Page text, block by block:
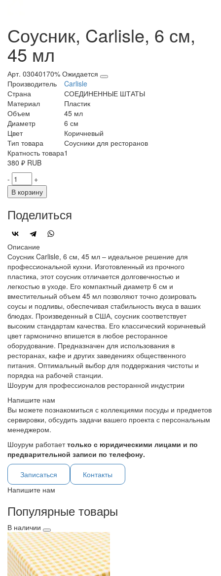
Соусник, Carlisle, 6 см,
45 мл
Арт. 03040170% Ожидается
Производитель
Carlisle
Страна
СОЕДИНЕННЫЕ ШТАТЫ
Материал
Пластик
Объем
45 мл
Диаметр
6 см
Цвет
Коричневый
Тип товара
Соусники для ресторанов
Кратность товара1
380 ₽ RUB
-
+
В корзину
Поделиться
Описание
Соусник Carlisle, 6 см, 45 мл – идеальное решение для
профессиональной кухни. Изготовленный из прочного
пластика, этот соусник отличается долговечностью и
легкостью в уходе. Его компактный диаметр 6 см и
вместительный объем 45 мл позволяют точно дозировать
соусы и подливы, обеспечивая стабильность вкуса в ваших
блюдах. Произведенный в США, соусник соответствует
высоким стандартам качества. Его классический коричневый
цвет гармонично впишется в любое ресторанное
оборудование. Предназначен для использования в
ресторанах, кафе и других заведениях общественного
питания. Оптимальный выбор для поддержания чистоты и
порядка на рабочей станции.
Шоурум для профессионалов ресторанной индустрии
Напишите нам
Вы можете познакомиться с коллекциями посуды и предметов
сервировки, обсудить задачи вашего проекта с персональным
менеджером.
Шоурум работаеттолько с юридическими лицами и по
предварительной записи по телефону.
Записаться
Контакты
Напишите нам
Популярные товары
В наличии